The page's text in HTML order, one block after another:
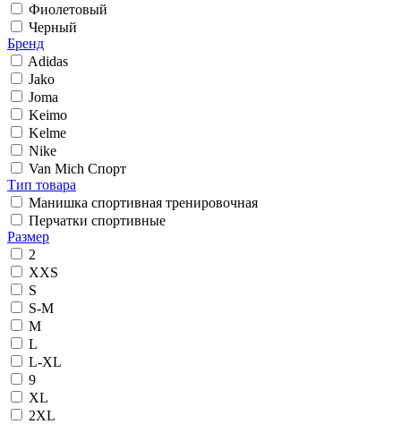
Фиолетовый
Черный
Бренд
Adidas
Jako
Joma
Keimo
Kelme
Nike
Van Mich Спорт
Тип товара
Манишка спортивная тренировочная
Перчатки спортивные
Размер
2
XXS
S
S-M
M
L
L-XL
9
XL
2XL